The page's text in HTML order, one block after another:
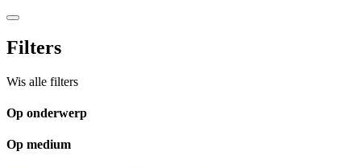
Filters
Wis alle filters
Op onderwerp
Op medium